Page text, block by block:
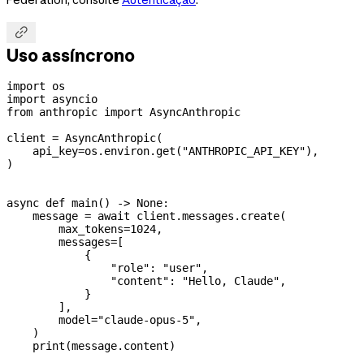

Uso assíncrono
import os
import asyncio
from anthropic import AsyncAnthropic
client = AsyncAnthropic(
    api_key
=os.environ.get( "ANTHROPIC_API_KEY"),
)
async def main() -> None:
    message
= await client.messages.create(
        max_tokens
=1024,
        messages
= [
            {
                "role"
: "user" ,
                "content"
: "Hello, Claude" ,
            }
        ],
        model
="claude-opus-5" ,
    )
    print
(message.content)